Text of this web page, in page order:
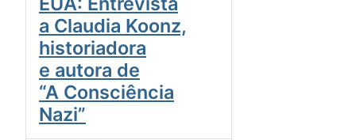
a Claudia Koonz,
historiadora
e autora de
“A Consciência
Nazi”